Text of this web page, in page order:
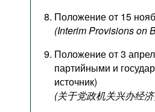
Положение от 15
(Interim Provisions on
Положение от 3
партийными и
источник)
(关于党政机关兴办经